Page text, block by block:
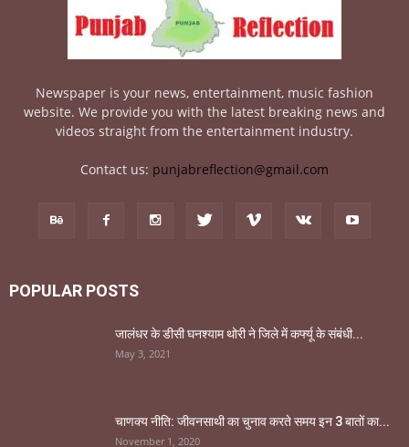
Newspaper is your news, entertainment, music fashion
website. We provide you with the latest breaking news and
videos straight from the entertainment industry.
Contact us: punjabreflection@gmail.com
POPULAR POSTS
जालंधर के डीसी घनश्याम थोरी ने जिले में कर्फ्यू के संबंधी...
May 3, 2021
चाणक्य नीति: जीवनसाथी का चुनाव करते समय इन 3 बातों का...
November 1, 2020